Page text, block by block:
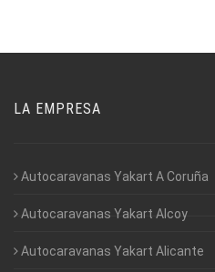
LA EMPRESA
Autocaravanas Yakart A Coruña
Autocaravanas Yakart Alcoy
Autocaravanas Yakart Alicante